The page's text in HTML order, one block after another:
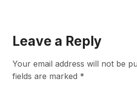
Leave a Reply
Your email address will not be
fields are marked *